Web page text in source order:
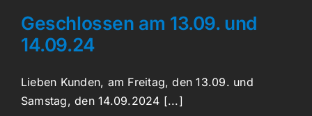
Geschlossen am 13.09. und
14.09.24
Lieben Kunden, am Freitag, den 13.09. und
Samstag, den 14.09.2024 [...]